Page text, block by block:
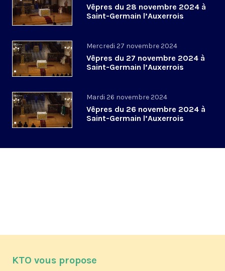
Vêpres du 28 novembre 2024 à
Saint-Germain l’Auxerrois
Mercredi 27 novembre 2024
Vêpres du 27 novembre 2024 à
Saint-Germain l’Auxerrois
Mardi 26 novembre 2024
Vêpres du 26 novembre 2024 à
Saint-Germain l’Auxerrois
KTO vous propose